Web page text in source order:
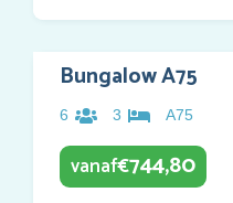
Bungalow A75
6 3 A75
vanaf€744,80